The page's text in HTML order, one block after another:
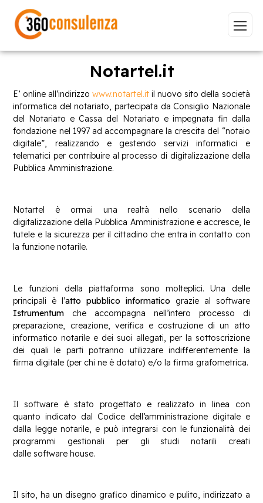
Vai
Inizia a digitare per visualizzare le pagine consigliate.
Notartel.it
E’ online all’indirizzo www.notartel.itil nuovo sito della società
informatica del notariato, partecipata da Consiglio Nazionale
del Notariato e Cassa del Notariato e impegnata fin dalla
fondazione nel 1997 ad accompagnare la crescita del “notaio
digitale”, realizzando e gestendo servizi informatici e
telematici per contribuire al processo di digitalizzazione della
Pubblica Amministrazione.
Notartel è ormai una realtà nello scenario della
digitalizzazione della Pubblica Amministrazione e accresce, le
tutele e la sicurezza per il cittadino che entra in contatto con
la funzione notarile.
Le funzioni della piattaforma sono molteplici. Una delle
principali è l’atto pubblico informatico grazie al software
Istrumentum che accompagna nell’intero processo di
preparazione, creazione, verifica e costruzione di un atto
informatico notarile e dei suoi allegati, per la sottoscrizione
dei quali le parti potranno utilizzare indifferentemente la
firma digitale (per chi ne è dotato) e/o la firma grafometrica.
Il software è stato progettato e realizzato in linea con
quanto indicato dal Codice dell’amministrazione digitale e
dalla legge notarile, e può integrarsi con le funzionalità dei
programmi gestionali per gli studi notarili creati
dalle software house.
Il sito, ha un disegno grafico dinamico e pulito, indirizzato a